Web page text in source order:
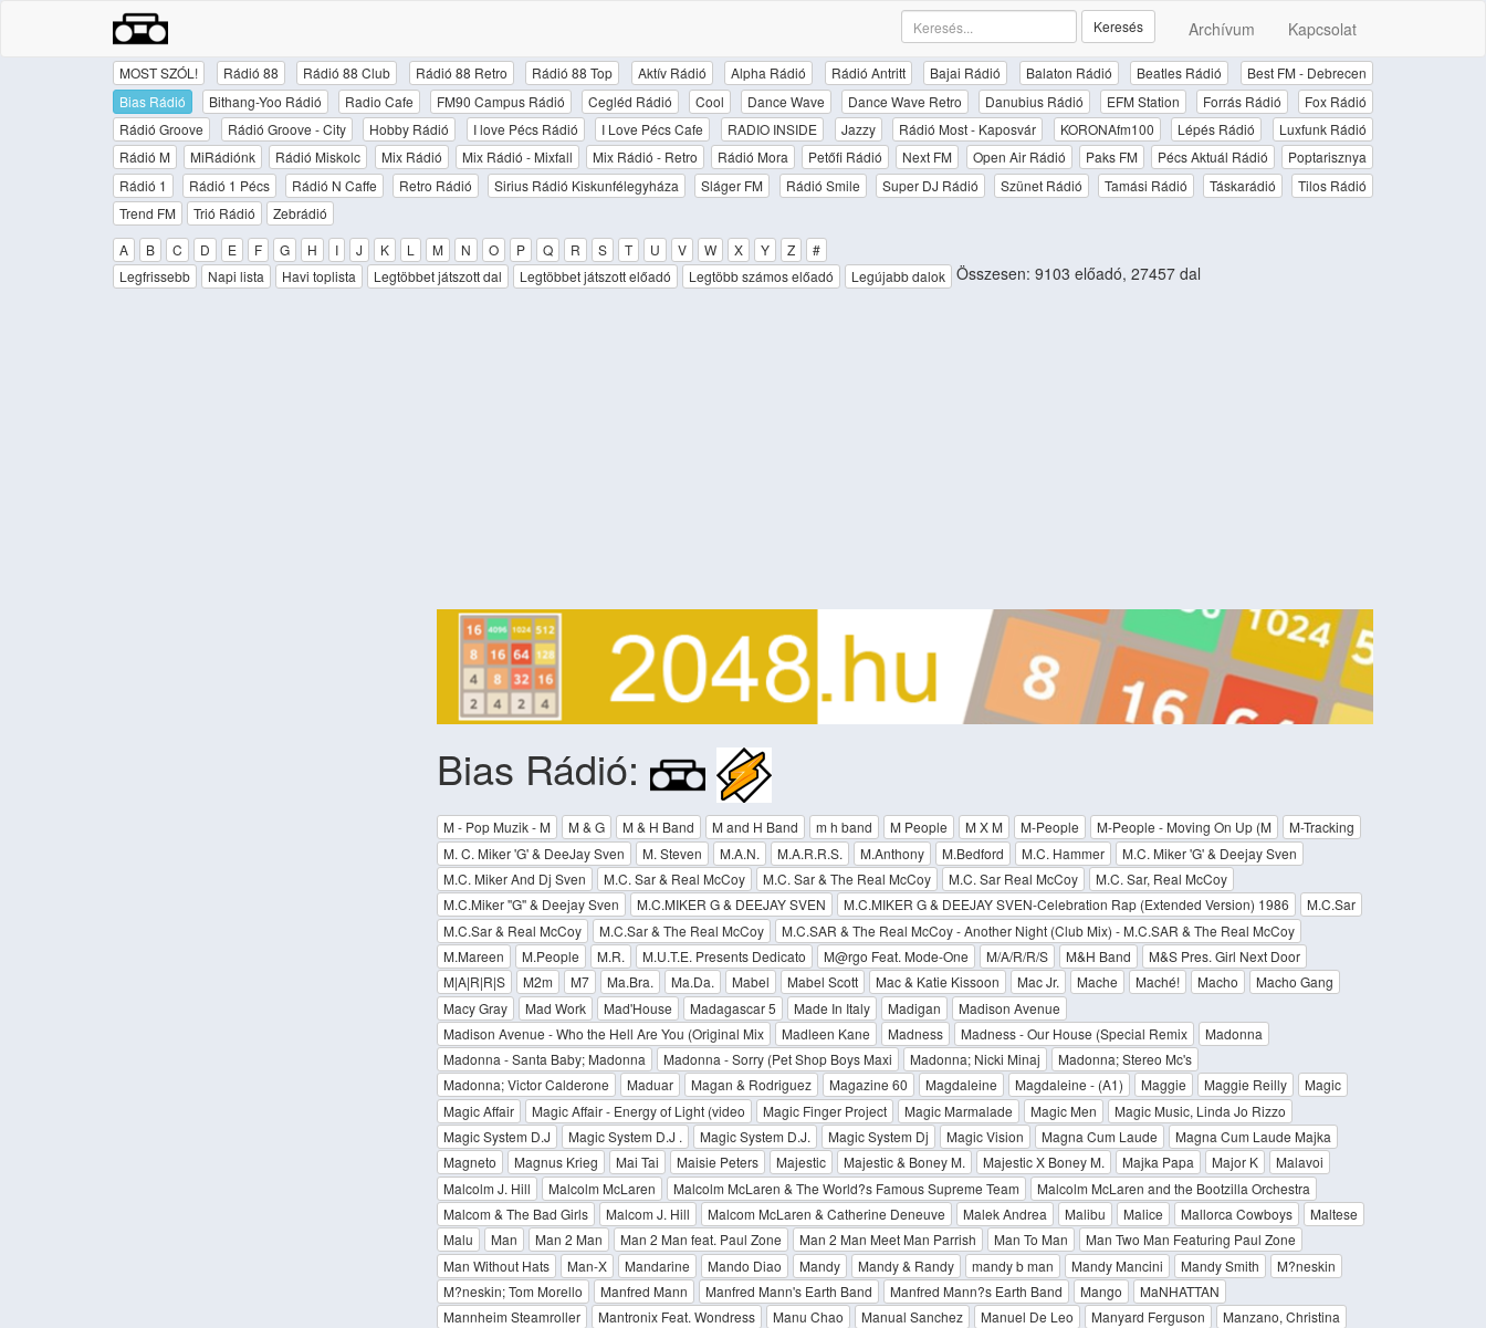
Archívum Kapcsolat
Keresés
MOST SZÓL! Rádió 88 Rádió 88 Club Rádió 88 Retro Rádió 88 Top Aktív Rádió Alpha Rádió Rádió Antritt Bajai Rádió Balaton Rádió Beatles Rádió
Best FM - Debrecen
Bias Rádió
Bithang-Yoo Rádió Radio Cafe FM90 Campus Rádió Cegléd Rádió Cool Dance Wave Dance Wave Retro Danubius Rádió EFM Station Forrás Rádió
Fox Rádió
Rádió Groove
Rádió Groove - City Hobby Rádió I love Pécs Rádió I Love Pécs Cafe RADIO INSIDE Jazzy Rádió Most - Kaposvár KORONAfm100 Lépés Rádió
Luxfunk Rádió
Rádió M
MiRádiónk Rádió Miskolc Mix Rádió Mix Rádió - Mixfall Mix Rádió - Retro Rádió Mora Petőfi Rádió Next FM Open Air Rádió Paks FM Pécs Aktuál Rádió
Poptarisznya
Rádió 1
Rádió 1 Pécs Rádió N Caffe Retro Rádió Sirius Rádió Kiskunfélegyháza Sláger FM Rádió Smile Super DJ Rádió Szünet Rádió Tamási Rádió Táskarádió
Tilos Rádió
Trend FM
Trió Rádió
Zebrádió
A
B C D E F G H I J K L M N O P Q R S T U V W X Y Z
#
Legfrissebb
Napi lista Havi toplista Legtöbbet játszott dal Legtöbbet játszott előadó Legtöbb számos előadó Legújabb dalok Összesen: 9103 előadó, 27457 dal
Bias Rádió:
M - Pop Muzik - M M & G M & H Band M and H Band m h band M People M X M M-People M-People - Moving On Up (M
M-Tracking
M. C. Miker 'G' & DeeJay Sven
M. Steven M.A.N. M.A.R.R.S. M.Anthony M.Bedford M.C. Hammer
M.C. Miker 'G' & Deejay Sven
M.C. Miker And Dj Sven
M.C. Sar & Real McCoy M.C. Sar & The Real McCoy M.C. Sar Real McCoy
M.C. Sar, Real McCoy
M.C.Miker ''G'' & Deejay Sven
M.C.MIKER G & DEEJAY SVEN M.C.MIKER G & DEEJAY SVEN-Celebration Rap (Extended Version) 1986
M.C.Sar
M.C.Sar & Real McCoy
M.C.Sar & The Real McCoy
M.C.SAR & The Real McCoy - Another Night (Club Mix) - M.C.SAR & The Real McCoy
M.Mareen
M.People M.R. M.U.T.E. Presents Dedicato M@rgo Feat. Mode-One M/A/R/R/S M&H Band
M&S Pres. Girl Next Door
M|A|R|R|S
M2m M7 Ma.Bra. Ma.Da. Mabel Mabel Scott Mac & Katie Kissoon Mac Jr. Mache Maché! Macho
Macho Gang
Macy Gray
Mad Work Mad'House Madagascar 5 Made In Italy Madigan
Madison Avenue
Madison Avenue - Who the Hell Are You (Original Mix
Madleen Kane Madness Madness - Our House (Special Remix
Madonna
Madonna - Santa Baby; Madonna
Madonna - Sorry (Pet Shop Boys Maxi Madonna; Nicki Minaj
Madonna; Stereo Mc's
Madonna; Victor Calderone
Maduar Magan & Rodriguez Magazine 60 Magdaleine Magdaleine - (A1) Maggie Maggie Reilly
Magic
Magic Affair
Magic Affair - Energy of Light (video Magic Finger Project Magic Marmalade Magic Men
Magic Music, Linda Jo Rizzo
Magic System D.J
Magic System D.J . Magic System D.J. Magic System Dj Magic Vision Magna Cum Laude
Magna Cum Laude Majka
Magneto
Magnus Krieg Mai Tai Maisie Peters Majestic Majestic & Boney M. Majestic X Boney M. Majka Papa Major K
Malavoi
Malcolm J. Hill
Malcolm McLaren Malcolm McLaren & The World?s Famous Supreme Team
Malcolm McLaren and the Bootzilla Orchestra
Malcom & The Bad Girls
Malcom J. Hill Malcom McLaren & Catherine Deneuve Malek Andrea Malibu Malice Mallorca Cowboys
Maltese
Malu
Man Man 2 Man Man 2 Man feat. Paul Zone Man 2 Man Meet Man Parrish Man To Man
Man Two Man Featuring Paul Zone
Man Without Hats
Man-X Mandarine Mando Diao Mandy Mandy & Randy mandy b man Mandy Mancini Mandy Smith
M?neskin
M?neskin; Tom Morello
Manfred Mann Manfred Mann's Earth Band Manfred Mann?s Earth Band Mango
MaNHATTAN
Mannheim Steamroller
Mantronix Feat. Wondress Manu Chao Manual Sanchez Manuel De Leo Manyard Ferguson
Manzano, Christina